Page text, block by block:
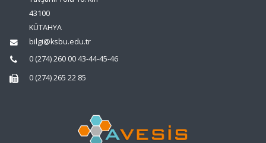
43100
KÜTAHYA
bilgi@ksbu.edu.tr
0 (274) 260 00 43-44-45-46
0 (274) 265 22 85